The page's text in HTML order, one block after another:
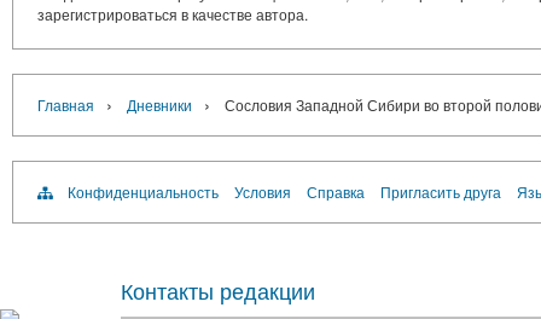
зарегистрироваться в качестве автора.
Главная › Дневники › Сословия Западной Сибири во второй
Конфиденциальность Условия Справка Пригласить друга
Контакты редакции